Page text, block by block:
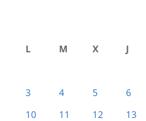
L
M X J
3
4 5 6
10
11 12 13